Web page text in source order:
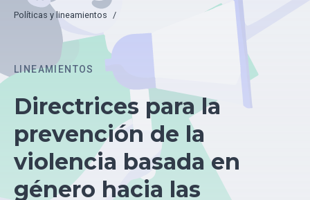
Políticas y lineamientos /
LINEAMIENTOS
Directrices para la
prevención de la
violencia basada en
género hacia las